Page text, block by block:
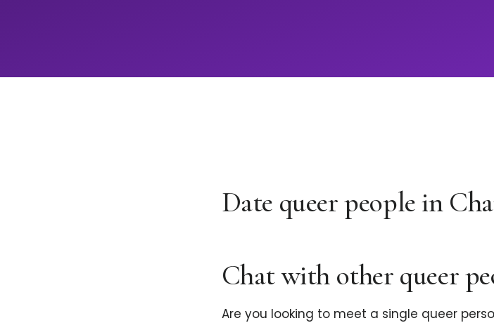
Date queer people in
Chat with other queer
Are you looking to meet a single queer